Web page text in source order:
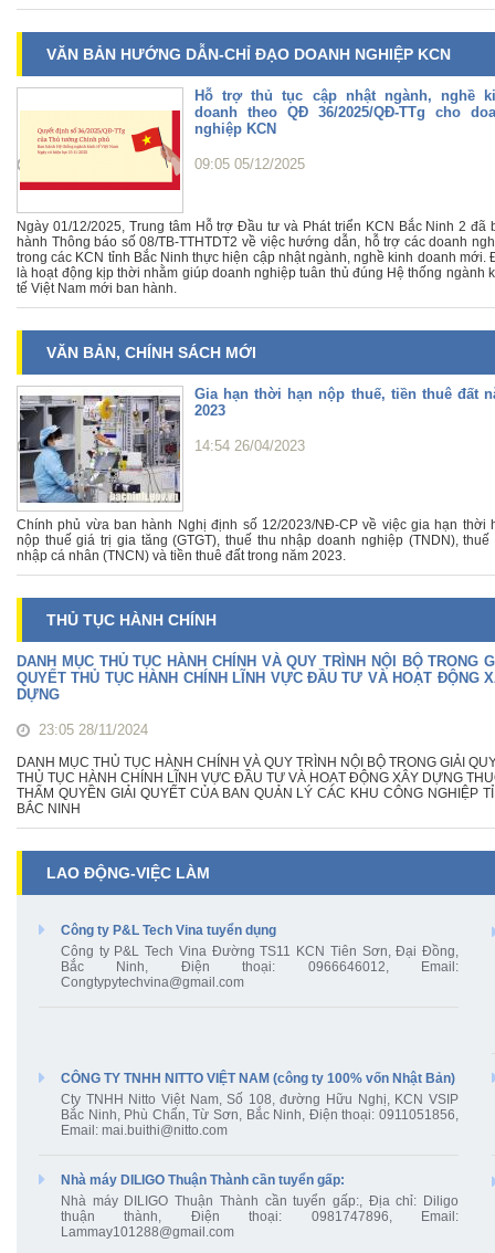
VĂN BẢN HƯỚNG DẪN-CHỈ ĐẠO DOANH NGHIỆP KCN
Hỗ trợ thủ tục cập nhật ngành, nghề
doanh theo QĐ 36/2025/QĐ-TTg cho
nghiệp KCN
09:05 05/12/2025
Ngày 01/12/2025, Trung tâm Hỗ trợ Đầu tư và Phát triển KCN Bắc Ninh 2 đã
hành Thông báo số 08/TB-TTHTDT2 về việc hướng dẫn, hỗ trợ các doanh
trong các KCN tỉnh Bắc Ninh thực hiện cập nhật ngành, nghề kinh doanh mới.
là hoạt động kịp thời nhằm giúp doanh nghiệp tuân thủ đúng Hệ thống ngành
tế Việt Nam mới ban hành.
VĂN BẢN, CHÍNH SÁCH MỚI
Gia hạn thời hạn nộp thuế, tiền thuê đất
2023
14:54 26/04/2023
Chính phủ vừa ban hành Nghị định số 12/2023/NĐ-CP về việc gia hạn thời
nộp thuế giá trị gia tăng (GTGT), thuế thu nhập doanh nghiệp (TNDN), thuế
nhập cá nhân (TNCN) và tiền thuê đất trong năm 2023.
THỦ TỤC HÀNH CHÍNH
DANH MỤC THỦ TỤC HÀNH CHÍNH VÀ QUY TRÌNH NỘI BỘ TRONG
QUYẾT THỦ TỤC HÀNH CHÍNH LĨNH VỰC ĐẦU TƯ VÀ HOẠT ĐỘNG
DỰNG
23:05 28/11/2024
DANH MỤC THỦ TỤC HÀNH CHÍNH VÀ QUY TRÌNH NỘI BỘ TRONG GIẢI
THỦ TỤC HÀNH CHÍNH LĨNH VỰC ĐẦU TƯ VÀ HOẠT ĐỘNG XÂY DỰNG
THẨM QUYỀN GIẢI QUYẾT CỦA BAN QUẢN LÝ CÁC KHU CÔNG NGHIỆP
BẮC NINH
LAO ĐỘNG-VIỆC LÀM
Công ty P&L Tech Vina tuyển dụng
Công ty P&L Tech Vina Đường TS11 KCN Tiên Sơn, Đại Đồng,
Bắc Ninh, Điện thoại: 0966646012, Email:
Congtypytechvina@gmail.com
CÔNG TY TNHH NITTO VIỆT NAM (công ty 100% vốn Nhật Bản)
Cty TNHH Nitto Việt Nam, Số 108, đường Hữu Nghị, KCN VSIP
Bắc Ninh, Phù Chẩn, Từ Sơn, Bắc Ninh, Điện thoại: 0911051856,
Email: mai.buithi@nitto.com
Nhà máy DILIGO Thuận Thành cần tuyển gấp:
Nhà máy DILIGO Thuận Thành cần tuyển gấp:, Địa chỉ: Diligo
thuận thành, Điện thoại: 0981747896, Email:
Lammay101288@gmail.com